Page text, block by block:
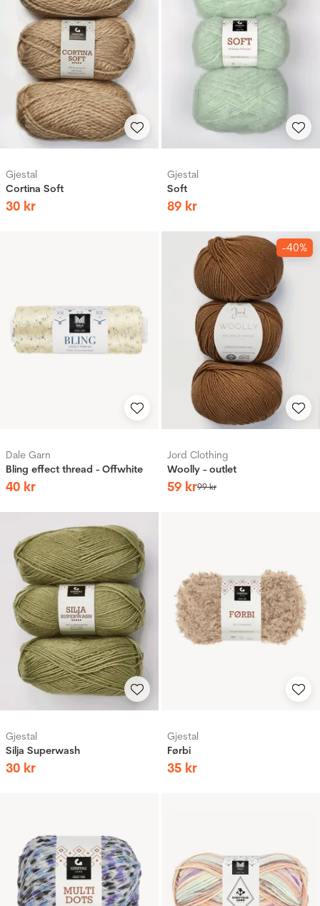
Gjestal
Cortina Soft
30 kr
Gjestal
Soft
89 kr
Dale Garn
Bling effect thread - Offwhite
40 kr
-40%
Jord Clothing
Woolly - outlet
59 kr99kr
Gjestal
Silja Superwash
30 kr
Gjestal
Førbi
35 kr